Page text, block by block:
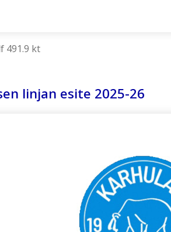
491.9 kt
linjan esite 2025-26